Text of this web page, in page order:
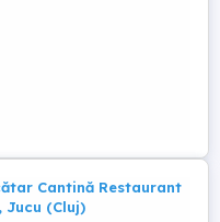
Cantină Restaurant
Jucu (Cluj)